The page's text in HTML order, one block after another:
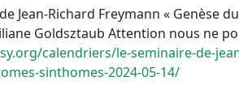
Jean-Richard Freymann «
Goldsztaub Attention nous ne
calendriers/le-seminaire-de-
sinthomes-2024-05-14/